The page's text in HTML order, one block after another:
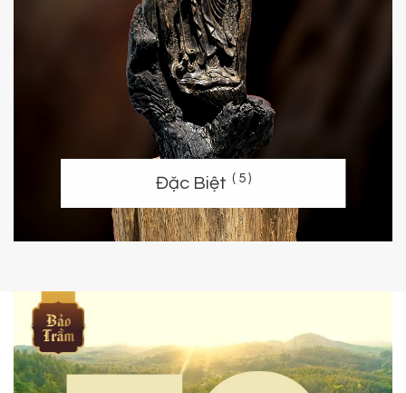
Đặc Biệt ( 5 )